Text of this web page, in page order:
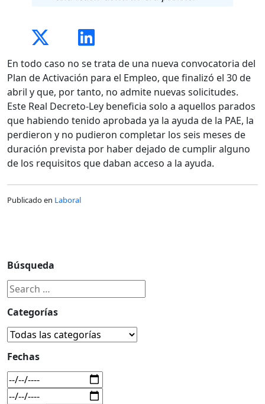
En todo caso no se trata de una nueva convocatoria del
Plan de Activación para el Empleo, que finalizó el 30 de
abril y que, por tanto, no admite nuevas solicitudes.
Este Real Decreto-Ley beneficia solo a aquellos parados
que habiendo tenido aprobada ya la ayuda de la PAE, la
perdieron y no pudieron completar los seis meses de
duración prevista por haber dejado de cumplir alguno
de los requisitos que daban acceso a la ayuda.
Publicado en Laboral
Búsqueda
Categorías
Fechas